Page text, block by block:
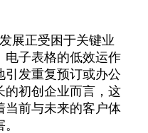
展正受困于关键业
电子表格的低效运作
发重复预订或办公
的初创企业而言，这
当前与未来的客户体